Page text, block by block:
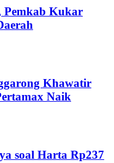
Pemkab Kukar
Khawatir
Naik
soal Harta Rp237